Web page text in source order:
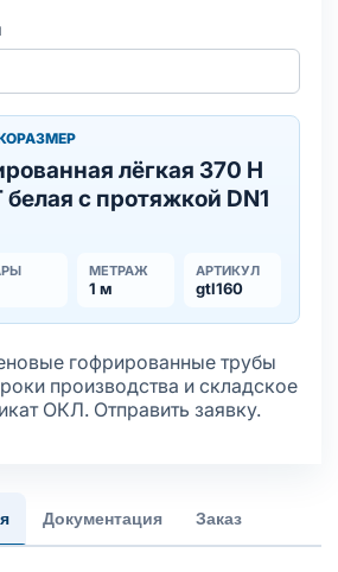
лёгкая 370 Н
белая с протяжкой DN1
МЕТРАЖ
1 м
АРТИКУЛ
gtl160
гофрированные трубы
производства и складское
ОКЛ. Отправить заявку.
Документация Заказ